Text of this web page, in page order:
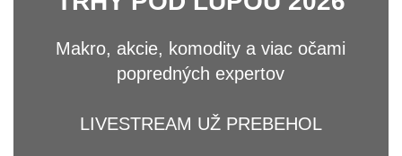
Makro, akcie, komodity a viac očami
popredných expertov
LIVESTREAM UŽ PREBEHOL